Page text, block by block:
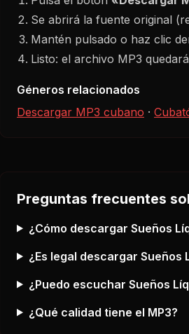
Se abrirá la fuente original
Mantén pulsado o haz clic
Listo: el archivo MP3
Géneros relacionados
Descargar MP3 cubano ·
Preguntas frecuentes
¿Cómo descargar Sueños
¿Es legal descargar Sueños
¿Puedo escuchar Sueños
¿Qué calidad tiene el MP3?